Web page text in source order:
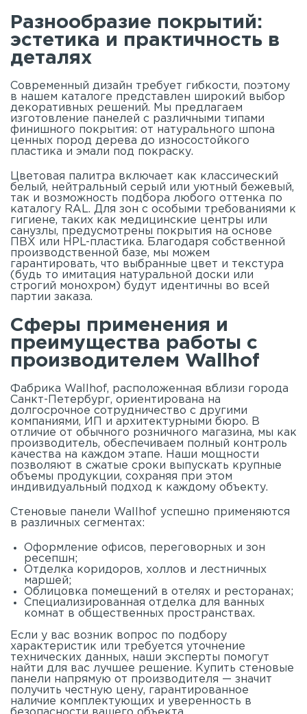
Разнообразие покрытий:
эстетика и практичность в
деталях
Современный дизайн требует гибкости, поэтому
в нашем каталоге представлен широкий выбор
декоративных решений. Мы предлагаем
изготовление панелей с различными типами
финишного покрытия: от натурального шпона
ценных пород дерева до износостойкого
пластика и эмали под покраску.
Цветовая палитра включает как классический
белый, нейтральный серый или уютный бежевый,
так и возможность подбора любого оттенка по
каталогу RAL. Для зон с особыми требованиями к
гигиене, таких как медицинские центры или
санузлы, предусмотрены покрытия на основе
ПВХ или HPL-пластика. Благодаря собственной
производственной базе, мы можем
гарантировать, что выбранные цвет и текстура
(будь то имитация натуральной доски или
строгий монохром) будут идентичны во всей
партии заказа.
Сферы применения и
преимущества работы с
производителем Wallhof
Фабрика Wallhof, расположенная вблизи города
Санкт-Петербург, ориентирована на
долгосрочное сотрудничество с другими
компаниями, ИП и архитектурными бюро. В
отличие от обычного розничного магазина, мы как
производитель, обеспечиваем полный контроль
качества на каждом этапе. Наши мощности
позволяют в сжатые сроки выпускать крупные
объемы продукции, сохраняя при этом
индивидуальный подход к каждому объекту.
Стеновые панели Wallhof успешно применяются
в различных сегментах:
Оформление офисов, переговорных и зон
ресепшн;
Отделка коридоров, холлов и лестничных
маршей;
Облицовка помещений в отелях и ресторанах;
Специализированная отделка для ванных
комнат в общественных пространствах.
Если у вас возник вопрос по подбору
характеристик или требуется уточнение
технических данных, наши эксперты помогут
найти для вас лучшее решение. Купить стеновые
панели напрямую от производителя — значит
получить честную цену, гарантированное
наличие комплектующих и уверенность в